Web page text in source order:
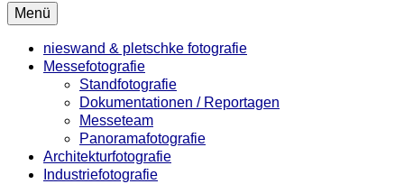
Menü
nieswand & pletschke fotografie
Messefotografie
Standfotografie
Dokumentationen / Reportagen
Messeteam
Panoramafotografie
Architekturfotografie
Industriefotografie